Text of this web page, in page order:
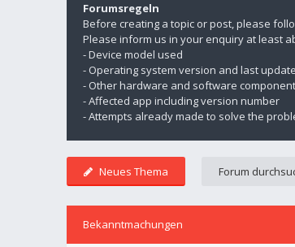
Forumsregeln
Before creating a topic or post, please
Please inform us in your enquiry at least
- Device model used
- Operating system version and last update
- Other hardware and software
- Affected app including version number
- Attempts already made to solve the
Neues Thema
Bekanntmachungen